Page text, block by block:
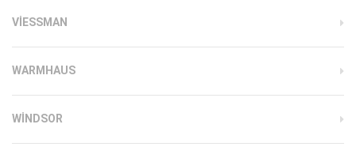
VIESSMAN
WARMHAUS
WINDSOR